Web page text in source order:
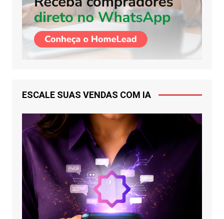
ESCALE SUAS VENDAS COM IA